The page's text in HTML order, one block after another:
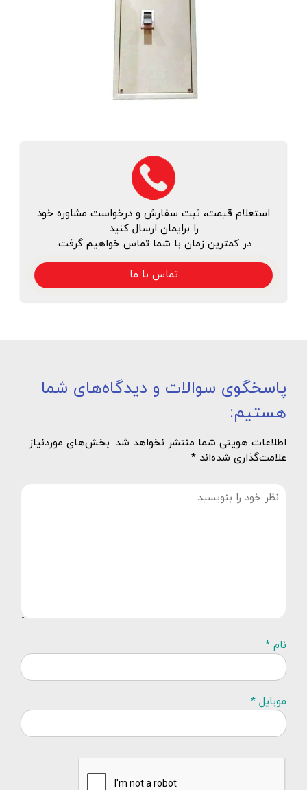
استعلام قیمت، ثبت سفارش و درخواست مشاوره خود
را برایمان ارسال کنید
در کمترین زمان با شما تماس خواهیم گرفت.
تماس با ما
پاسخگوی سوالات و دیدگاه‌های شما
هستیم:
اطلاعات هویتی شما منتشر نخواهد شد. بخش‌های موردنیاز
علامت‌گذاری شده‌اند *
نام *
موبایل *